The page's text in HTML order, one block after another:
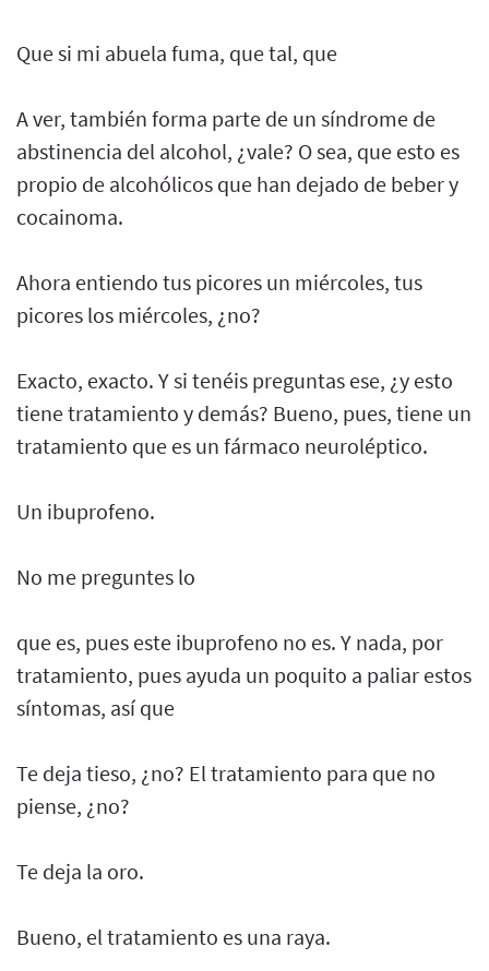
Que si mi abuela fuma, que tal, que
A ver, también forma parte de un síndrome de
abstinencia del alcohol, ¿vale? O sea, que esto es
propio de alcohólicos que han dejado de beber y
cocainoma.
Ahora entiendo tus picores un miércoles, tus
picores los miércoles, ¿no?
Exacto, exacto. Y si tenéis preguntas ese, ¿y esto
tiene tratamiento y demás? Bueno, pues, tiene un
tratamiento que es un fármaco neuroléptico.
Un ibuprofeno.
No me preguntes lo
que es, pues este ibuprofeno no es. Y nada, por
tratamiento, pues ayuda un poquito a paliar estos
síntomas, así que
Te deja tieso, ¿no? El tratamiento para que no
piense, ¿no?
Te deja la oro.
Bueno, el tratamiento es una raya.